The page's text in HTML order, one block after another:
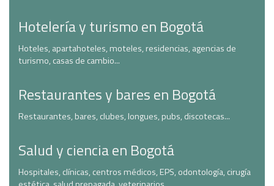
Hotelería y turismo en Bogotá
Hoteles, apartahoteles, moteles, residencias, agencias de
turismo, casas de cambio...
Restaurantes y bares en Bogotá
Restaurantes, bares, clubes, longues, pubs, discotecas...
Salud y ciencia en Bogotá
Hospitales, clínicas, centros médicos, EPS, odontología, cirugía